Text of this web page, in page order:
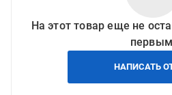
На этот товар еще не
НАПИСАТЬ